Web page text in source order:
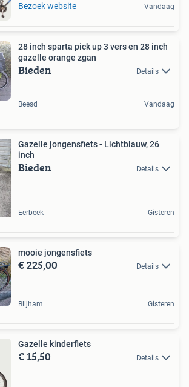
Bezoek website Vandaag
28 inch sparta pick up 3 vers en 28 inch
gazelle orange zgan
Bieden Details
Beesd Vandaag
Gazelle jongensfiets - Lichtblauw, 26
inch
Bieden Details
Eerbeek Gisteren
mooie jongensfiets
€ 225,00 Details
Blijham Gisteren
Gazelle kinderfiets
€ 15,50 Details